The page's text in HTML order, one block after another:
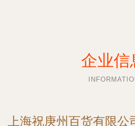
企业信
上海祝庚州百货有限公